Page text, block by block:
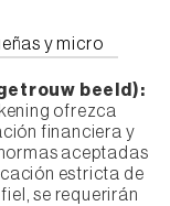
y micro
beeld):
ofrezca
financiera y
aceptadas
estricta de
se requerirán